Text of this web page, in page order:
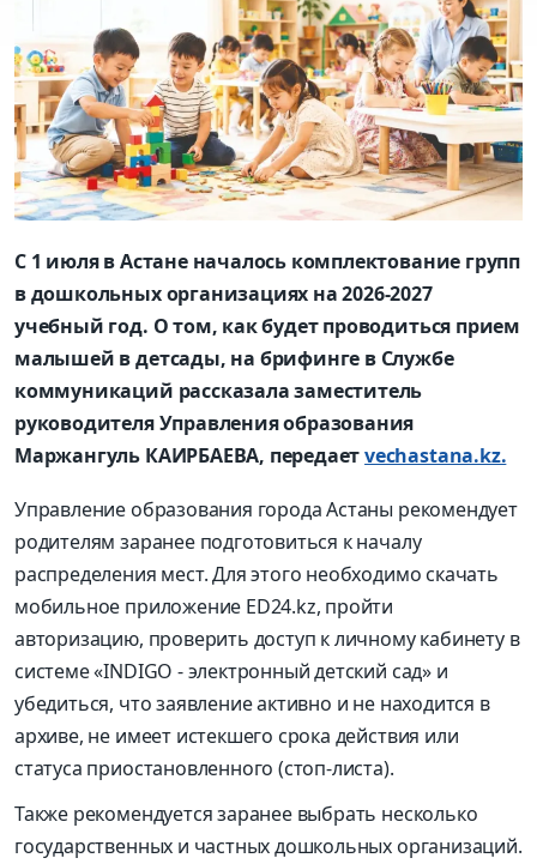
С 1 июля в Астане началось комплектование групп
в дошкольных организациях на 2026-2027
учебный год. О том, как будет проводиться прием
малышей в детсады, на брифинге в Службе
коммуникаций рассказала заместитель
руководителя Управления образования
Маржангуль КАИРБАЕВА, передаетvechastana.kz.
Управление образования города Астаны рекомендует
родителям заранее подготовиться к началу
распределения мест. Для этого необходимо скачать
мобильное приложение ED24.kz, пройти
авторизацию, проверить доступ к личному кабинету в
системе «INDIGO - электронный детский сад» и
убедиться, что заявление активно и не находится в
архиве, не имеет истекшего срока действия или
статуса приостановленного (стоп-листа).
Также рекомендуется заранее выбрать несколько
государственных и частных дошкольных организаций.